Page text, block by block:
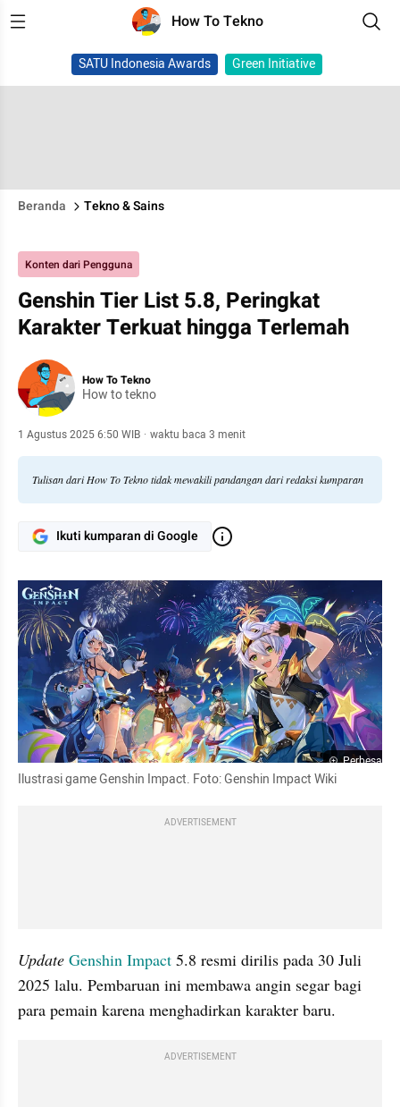
How To Tekno
SATU Indonesia Awards Green Initiative
Beranda Tekno & Sains
Konten dari Pengguna
Genshin Tier List 5.8, Peringkat
Karakter Terkuat hingga Terlemah
How To Tekno
How to tekno
1 Agustus 2025 6:50 WIB · waktu baca 3 menit
Tulisan dari How To Tekno tidak mewakili pandangan dari redaksi kumparan
Ikuti kumparan di Google
Perbesar
Ilustrasi game Genshin Impact. Foto: Genshin Impact Wiki
ADVERTISEMENT
Update Genshin Impact 5.8 resmi dirilis pada 30 Juli
2025 lalu. Pembaruan ini membawa angin segar bagi
para pemain karena menghadirkan karakter baru.
ADVERTISEMENT